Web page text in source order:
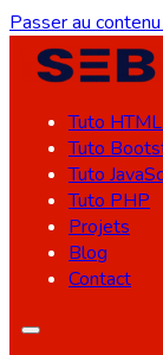
Passer au
Tuto
Tuto
Tuto
Tuto PHP
Projets
Blog
Contact